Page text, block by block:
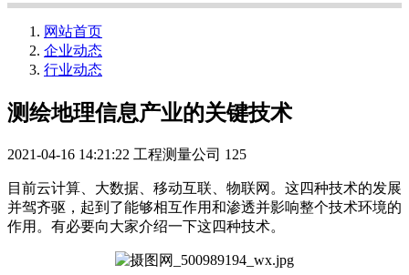
网站首页
企业动态
行业动态
测绘地理信息产业的关键技术
2021-04-16 14:21:22 工程测量公司 125
目前云计算、大数据、移动互联、物联网。这四种技术的发展
并驾齐驱，起到了能够相互作用和渗透并影响整个技术环境的
作用。有必要向大家介绍一下这四种技术。